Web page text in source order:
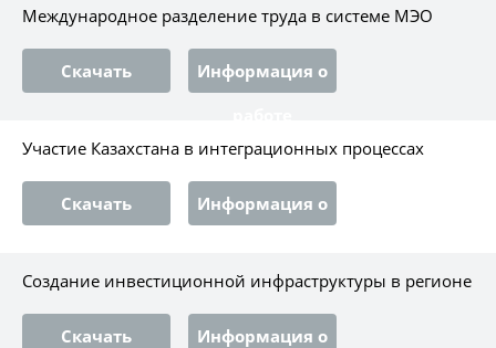
Международное разделение труда в системе МЭО
Скачать
Информация о
Участие Казахстана в интеграционных процессах
Скачать
Информация о
Создание инвестиционной инфраструктуры в регионе
Скачать
Информация о